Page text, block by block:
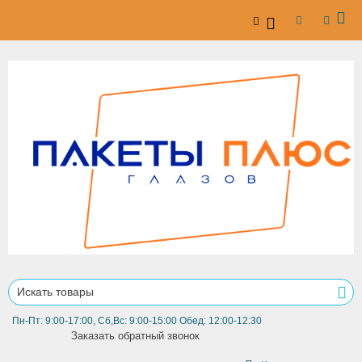
Пн-Пт: 9:00-17:00, Сб,Вс: 9:00-15:00 Обед: 12:00-12:30
Заказать обратный звонок